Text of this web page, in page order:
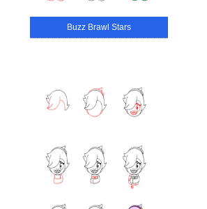
Buzz Brawl Stars